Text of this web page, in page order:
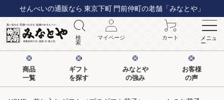
せんべいの通販なら 東京下町 門前仲町の老舗「みなとや」
検
索
マイページ カート メニュ
ー
商品
一覧
ギフト
を探す
みなとや
の強み
お客様
の声